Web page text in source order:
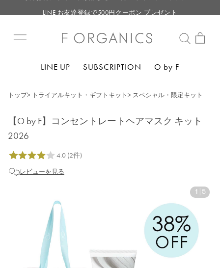
【重要】お盆期間中のお問い合わせと商品配送に関しまして
LINE お友達登録で500円クーポン プレゼント
LINE UP SUBSCRIPTION O by F
トップ> トライアルキット・ギフトキット> スペシャル・限定キット
【O by F】コンセントレートヘアマスク キット
2026
レビューを見る
1 5